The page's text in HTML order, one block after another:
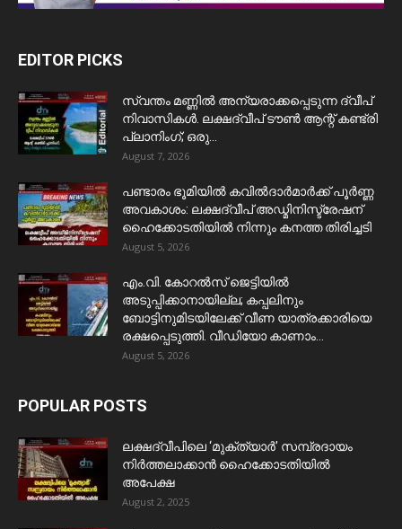
EDITOR PICKS
സ്വന്തം മണ്ണിൽ അന്യരാക്കപ്പെടുന്ന ദ്വീപ്
നിവാസികൾ. ലക്ഷദ്വീപ് ടൗൺ ആന്റ് കണ്ട്രി
പ്ലാനിംഗ്; ഒരു...
August 7, 2026
പണ്ടാരം ഭൂമിയിൽ കവിൽദാർമാർക്ക് പൂർണ്ണ
അവകാശം: ലക്ഷദ്വീപ് അഡ്മിനിസ്ട്രേഷന്
ഹൈക്കോടതിയിൽ നിന്നും കനത്ത തിരിച്ചടി
August 5, 2026
​എം.വി. കോറൽസ് ജെട്ടിയിൽ
അടുപ്പിക്കാനായില്ല; കപ്പലിനും
ബോട്ടിനുമിടയിലേക്ക് വീണ യാത്രക്കാരിയെ
രക്ഷപ്പെടുത്തി. വീഡിയോ കാണാം...
August 5, 2026
POPULAR POSTS
ലക്ഷദ്വീപിലെ ‘മുക്ത്യാർ’ സമ്പ്രദായം
നിർത്തലാക്കാൻ ഹൈക്കോടതിയിൽ
അപേക്ഷ
August 2, 2025